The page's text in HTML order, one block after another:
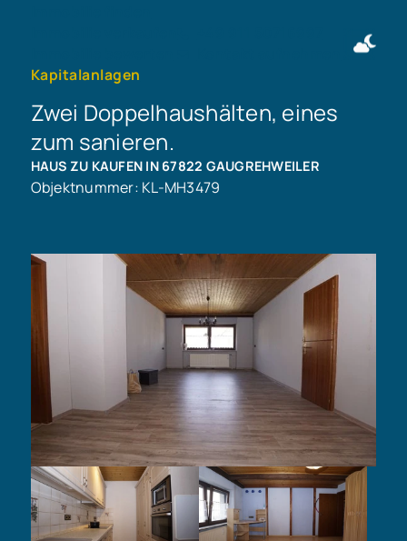
Kapitalanlagen
Zwei Doppelhaushälten, eines
zum sanieren.
HAUS ZU KAUFEN IN 67822 GAUGREHWEILER
Objektnummer: KL-MH3479